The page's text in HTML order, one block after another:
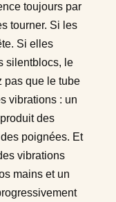
toujours par
tourner. Si les
Si elles
silentblocs, le
pas que le tube
vibrations : un
des
poignées. Et
vibrations
mains et un